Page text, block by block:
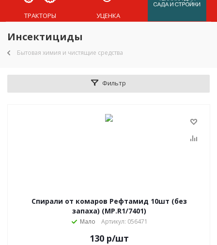
ТРАКТОРЫ УЦЕНКА
Инсектициды
Бытовая химия и чистящие средства
Фильтр
Спирали от комаров Рефтамид 10шт (без
запаха) (MP.R1/7401)
Мало Артикул: 056471
130р/шт